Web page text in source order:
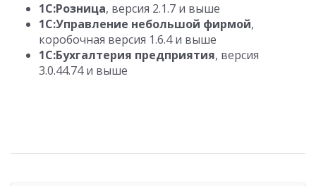
1С:Розница, версия 2.1.7 и выше
1С:Управление небольшой фирмой,
коробочная версия 1.6.4 и выше
1С:Бухгалтерия предприятия, версия
3.0.44.74 и выше